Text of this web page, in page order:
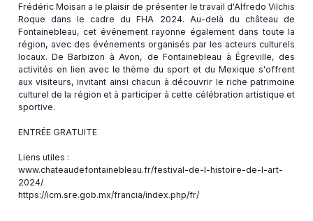
Frédéric Moisan a le plaisir de présenter le travail d'Alfredo Vilchis
Roque dans le cadre du FHA 2024. Au-delà du château de
Fontainebleau, cet événement rayonne également dans toute la
région, avec des événements organisés par les acteurs culturels
locaux. De Barbizon à Avon, de Fontainebleau à Égreville, des
activités en lien avec le thème du sport et du Mexique s'offrent
aux visiteurs, invitant ainsi chacun à découvrir le riche patrimoine
culturel de la région et à participer à cette célébration artistique et
sportive.
ENTRÉE GRATUITE
Liens utiles :
www.chateaudefontainebleau.fr/festival-de-l-histoire-de-l-art-
2024/
https://icm.sre.gob.mx/francia/index.php/fr/